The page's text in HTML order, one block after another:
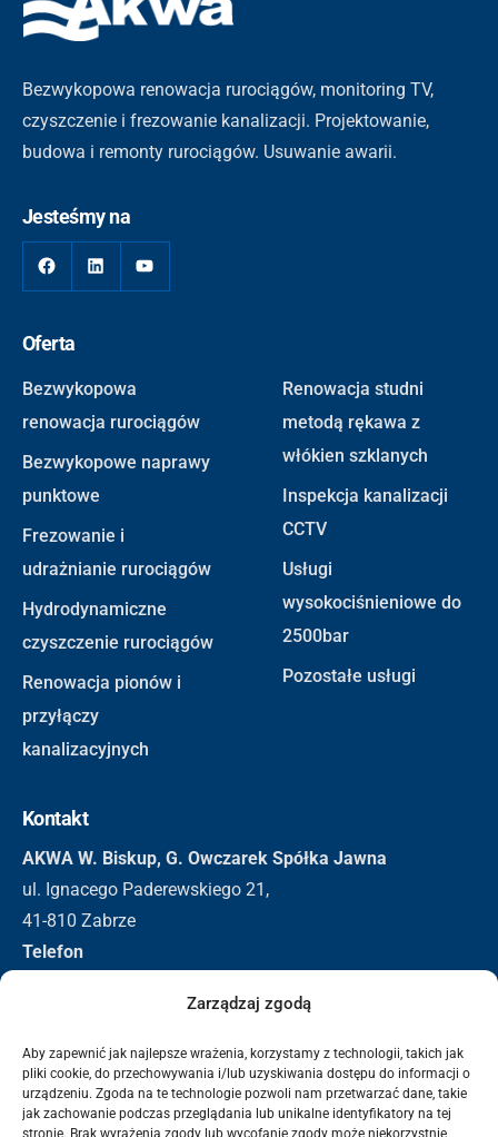
Zarządzaj zgodą
Aby zapewnić jak najlepsze wrażenia, korzystamy z technologii, takich jak
pliki cookie, do przechowywania i/lub uzyskiwania dostępu do informacji o
urządzeniu. Zgoda na te technologie pozwoli nam przetwarzać dane, takie
jak zachowanie podczas przeglądania lub unikalne identyfikatory na tej
stronie. Brak wyrażenia zgody lub wycofanie zgody może niekorzystnie
Bezwykopowa renowacja rurociągów, monitoring TV,
czyszczenie i frezowanie kanalizacji. Projektowanie,
budowa i remonty rurociągów. Usuwanie awarii.
Jesteśmy na
FacebookLinkedInYouTube
Oferta
Bezwykopowa
renowacja rurociągów
Bezwykopowe naprawy
punktowe
Frezowanie i
udrażnianie rurociągów
Hydrodynamiczne
czyszczenie rurociągów
Renowacja pionów i
przyłączy
kanalizacyjnych
Renowacja studni
metodą rękawa z
włókien szklanych
Inspekcja kanalizacji
CCTV
Usługi
wysokociśnieniowe do
2500bar
Pozostałe usługi
Kontakt
AKWA W. Biskup, G. Owczarek Spółka Jawna
ul. Ignacego Paderewskiego 21,
41-810 Zabrze
Telefon
Email
biuro@akwa.eu